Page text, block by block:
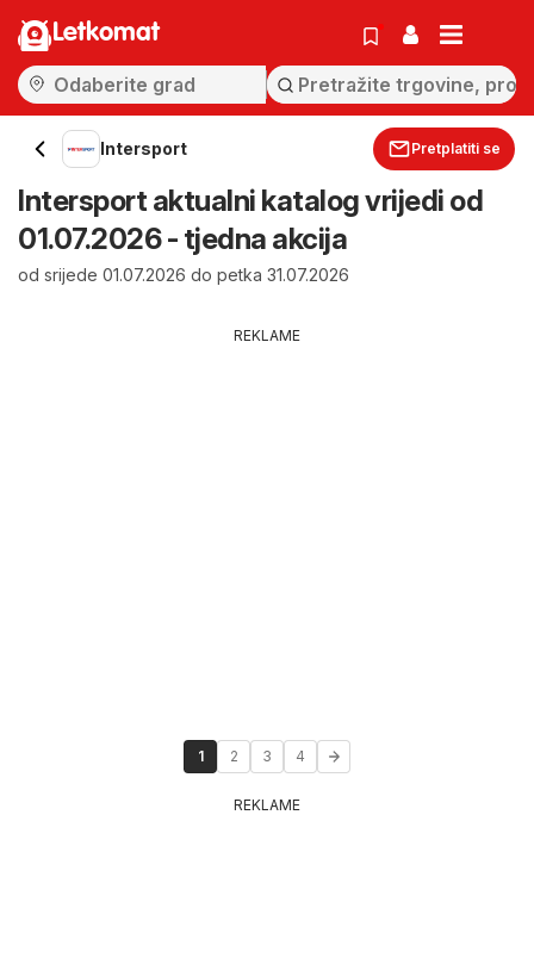
Letkomat
Intersport Pretplatiti se
Intersport aktualni katalog vrijedi od
01.07.2026 - tjedna akcija
od srijede 01.07.2026 do petka 31.07.2026
REKLAME
1 2 3 4
REKLAME